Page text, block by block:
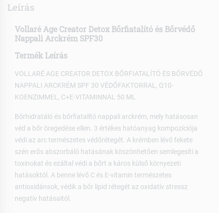
Leírás
Vollaré Age Creator Detox Bőrfiatalító és Bőrvédő
Nappali Arckrém SPF30
Termék Leírás
VOLLARÉ AGE CREATOR DETOX BŐRFIATALÍTÓ ÉS BŐRVÉDŐ
NAPPALI ARCKRÉM SPF 30 VÉDŐFAKTORRAL, Q10-
KOENZIMMEL, C+E-VITAMINNAL 50 ML
Bőrhidratáló és bőrfiatalító nappali arckrém, mely hatásosan
véd a bőr öregedése ellen. 3 értékes hatóanyag kompozíciója
védi az arc természetes védőrétegét. A krémben lévő fekete
szén erős abszorbáló hatásának köszönhetően semlegesíti a
toxinokat és ezáltal védi a bőrt a káros külső környezeti
hatásoktól. A benne lévő C és E-vitamin természetes
antioxidánsok, védik a bőr lipid rétegét az oxidatív stressz
negatív hatásaitól.